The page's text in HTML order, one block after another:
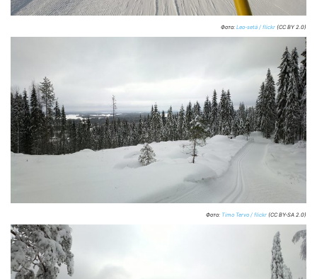
Фото: Leo-setä / flickr (CC BY 2.0)
Фото: Timo Tervo / flickr (CC BY-SA 2.0)